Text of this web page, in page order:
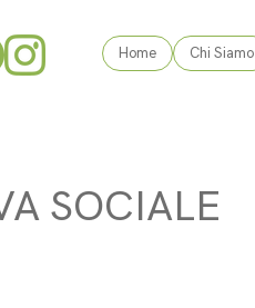
Home Chi Siamo
SOCIALE